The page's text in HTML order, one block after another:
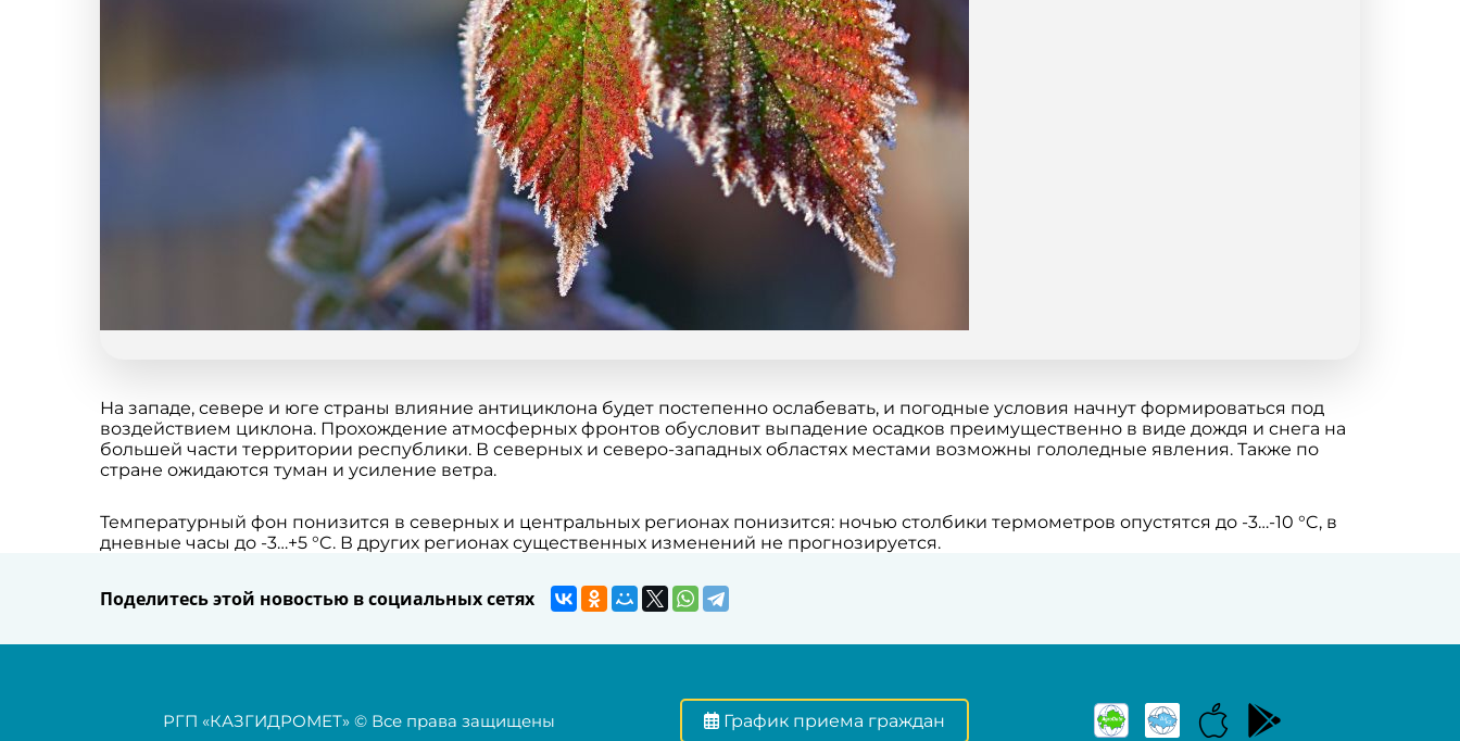
На западе, севере и юге страны влияние антициклона будет постепенно ослабевать, и погодные условия начнут формироваться под
воздействием циклона. Прохождение атмосферных фронтов обусловит выпадение осадков преимущественно в виде дождя и снега на
большей части территории республики. В северных и северо-западных областях местами возможны гололедные явления. Также по
стране ожидаются туман и усиление ветра.
Температурный фон понизится в северных и центральных регионах понизится: ночью столбики термометров опустятся до -3…-10 °C, в
дневные часы до -3…+5 °C. В других регионах существенных изменений не прогнозируется.
Поделитесь этой новостью в социальных сетях
РГП «КАЗГИДРОМЕТ» © Все права защищены График приема граждан